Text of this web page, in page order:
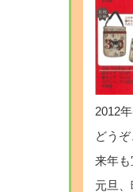
2012
どうぞ
来年も
元旦